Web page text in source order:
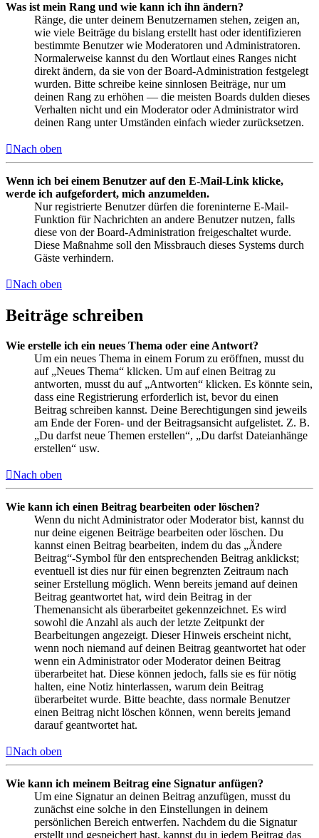
Was ist mein Rang und wie kann ich ihn ändern?
Ränge, die unter deinem Benutzernamen stehen, zeigen an,
wie viele Beiträge du bislang erstellt hast oder identifizieren
bestimmte Benutzer wie Moderatoren und Administratoren.
Normalerweise kannst du den Wortlaut eines Ranges nicht
direkt ändern, da sie von der Board-Administration festgelegt
wurden. Bitte schreibe keine sinnlosen Beiträge, nur um
deinen Rang zu erhöhen — die meisten Boards dulden dieses
Verhalten nicht und ein Moderator oder Administrator wird
deinen Rang unter Umständen einfach wieder zurücksetzen.
Nach oben
Wenn ich bei einem Benutzer auf den E-Mail-Link klicke,
werde ich aufgefordert, mich anzumelden.
Nur registrierte Benutzer dürfen die foreninterne E-Mail-
Funktion für Nachrichten an andere Benutzer nutzen, falls
diese von der Board-Administration freigeschaltet wurde.
Diese Maßnahme soll den Missbrauch dieses Systems durch
Gäste verhindern.
Nach oben
Beiträge schreiben
Wie erstelle ich ein neues Thema oder eine Antwort?
Um ein neues Thema in einem Forum zu eröffnen, musst du
auf „Neues Thema“ klicken. Um auf einen Beitrag zu
antworten, musst du auf „Antworten“ klicken. Es könnte sein,
dass eine Registrierung erforderlich ist, bevor du einen
Beitrag schreiben kannst. Deine Berechtigungen sind jeweils
am Ende der Foren- und der Beitragsansicht aufgelistet. Z. B.
„Du darfst neue Themen erstellen“, „Du darfst Dateianhänge
erstellen“ usw.
Nach oben
Wie kann ich einen Beitrag bearbeiten oder löschen?
Wenn du nicht Administrator oder Moderator bist, kannst du
nur deine eigenen Beiträge bearbeiten oder löschen. Du
kannst einen Beitrag bearbeiten, indem du das „Ändere
Beitrag“-Symbol für den entsprechenden Beitrag anklickst;
eventuell ist dies nur für einen begrenzten Zeitraum nach
seiner Erstellung möglich. Wenn bereits jemand auf deinen
Beitrag geantwortet hat, wird dein Beitrag in der
Themenansicht als überarbeitet gekennzeichnet. Es wird
sowohl die Anzahl als auch der letzte Zeitpunkt der
Bearbeitungen angezeigt. Dieser Hinweis erscheint nicht,
wenn noch niemand auf deinen Beitrag geantwortet hat oder
wenn ein Administrator oder Moderator deinen Beitrag
überarbeitet hat. Diese können jedoch, falls sie es für nötig
halten, eine Notiz hinterlassen, warum dein Beitrag
überarbeitet wurde. Bitte beachte, dass normale Benutzer
einen Beitrag nicht löschen können, wenn bereits jemand
darauf geantwortet hat.
Nach oben
Wie kann ich meinem Beitrag eine Signatur anfügen?
Um eine Signatur an deinen Beitrag anzufügen, musst du
zunächst eine solche in den Einstellungen in deinem
persönlichen Bereich entwerfen. Nachdem du die Signatur
erstellt und gespeichert hast, kannst du in jedem Beitrag das